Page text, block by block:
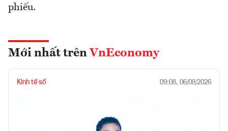
phiếu.
Mới nhất trên VnEconomy
Kinh tế số 09:08, 06/08/2026